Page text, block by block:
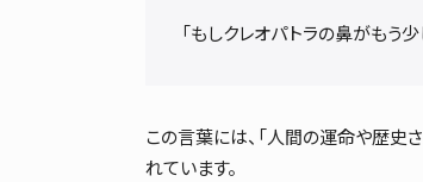
「もしクレオパトラの鼻がもう
この言葉には、「人間の運命や歴史
れています。